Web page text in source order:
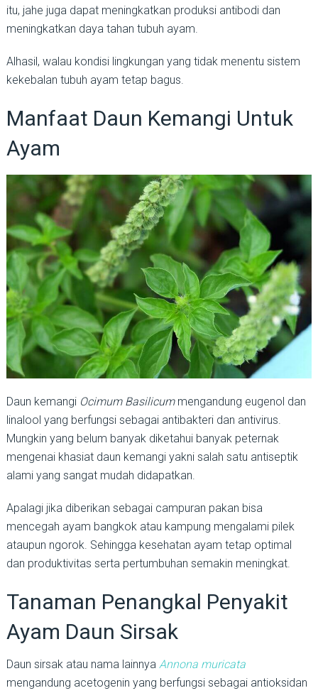
itu, jahe juga dapat meningkatkan produksi antibodi dan
meningkatkan daya tahan tubuh ayam.
Alhasil, walau kondisi lingkungan yang tidak menentu sistem
kekebalan tubuh ayam tetap bagus.
Manfaat Daun Kemangi Untuk
Ayam
Daun kemangi Ocimum Basilicummengandung eugenol dan
linalool yang berfungsi sebagai antibakteri dan antivirus.
Mungkin yang belum banyak diketahui banyak peternak
mengenai khasiat daun kemangi yakni salah satu antiseptik
alami yang sangat mudah didapatkan.
Apalagi jika diberikan sebagai campuran pakan bisa
mencegah ayam bangkok atau kampung mengalami pilek
ataupun ngorok. Sehingga kesehatan ayam tetap optimal
dan produktivitas serta pertumbuhan semakin meningkat.
Tanaman Penangkal Penyakit
Ayam Daun Sirsak
Daun sirsak atau nama lainnya Annona muricata
mengandung acetogenin yang berfungsi sebagai antioksidan